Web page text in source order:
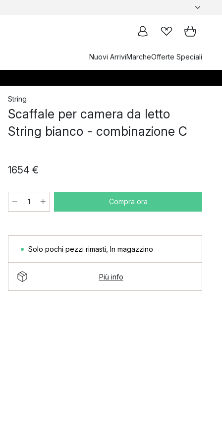
Nuovi ArriviMarcheOfferte Speciali
String
Scaffale per camera da letto
String bianco - combinazione C
1654 €
Compra ora
Solo pochi pezzi rimasti In magazzino
Più info